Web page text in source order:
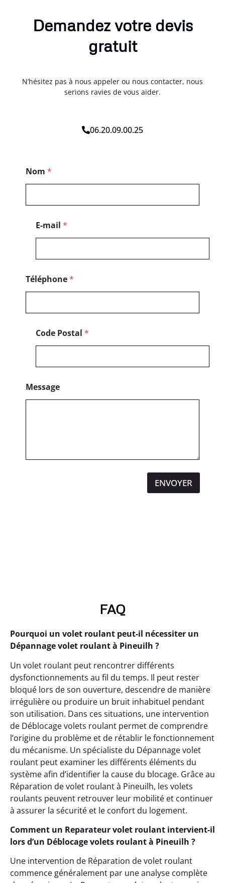
Demandez votre devis
gratuit
N’hésitez pas à nous appeler ou nous contacter, nous
serions ravies de vous aider.
06.20.09.00.25
Nom *
o
E-mail *
Téléphone*
Code Postal *
Message
ENVOYER
FAQ
Pourquoi un volet roulant peut-il nécessiter un
Dépannage volet roulant à Pineuilh ?
Un volet roulant peut rencontrer différents
dysfonctionnements au fil du temps. Il peut rester
bloqué lors de son ouverture, descendre de manière
irrégulière ou produire un bruit inhabituel pendant
son utilisation. Dans ces situations, une intervention
de Déblocage volets roulant permet de comprendre
l’origine du problème et de rétablir le fonctionnement
du mécanisme. Un spécialiste du Dépannage volet
roulant peut examiner les différents éléments du
système afin d’identifier la cause du blocage. Grâce au
Réparation de volet roulant à Pineuilh, les volets
roulants peuvent retrouver leur mobilité et continuer
à assurer la sécurité et le confort du logement.
Comment un Reparateur volet roulant intervient-il
lors d’un Déblocage volets roulant à Pineuilh ?
Une intervention de Réparation de volet roulant
commence généralement par une analyse complète